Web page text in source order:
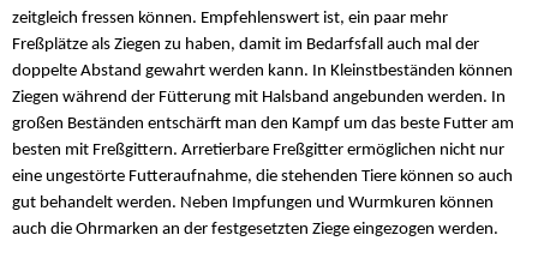
zeitgleich fressen können. Empfehlenswert ist, ein paar mehr
Freßplätze als Ziegen zu haben, damit im Bedarfsfall auch mal der
doppelte Abstand gewahrt werden kann. In Kleinstbeständen können
Ziegen während der Fütterung mit Halsband angebunden werden. In
großen Beständen entschärft man den Kampf um das beste Futter am
besten mit Freßgittern. Arretierbare Freßgitter ermöglichen nicht nur
eine ungestörte Futteraufnahme, die stehenden Tiere können so auch
gut behandelt werden. Neben Impfungen und Wurmkuren können
auch die Ohrmarken an der festgesetzten Ziege eingezogen werden.